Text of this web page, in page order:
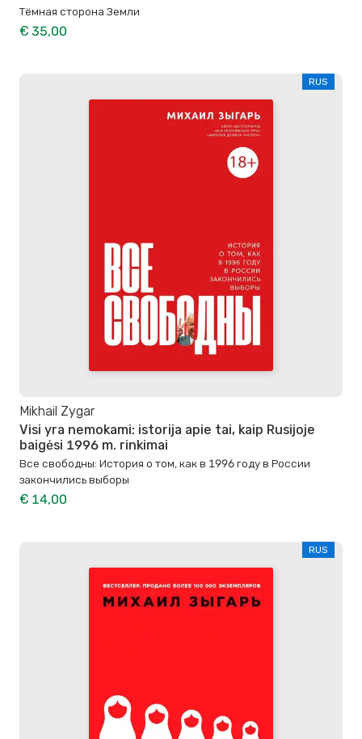
Тёмная сторона Земли
€ 35,00
RUS
Mikhail Zygar
Visi yra nemokami: istorija apie tai, kaip Rusijoje
baigėsi 1996 m. rinkimai
Все свободны: История о том, как в 1996 году в России
закончились выборы
€ 14,00
RUS